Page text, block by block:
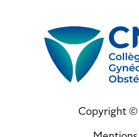
Copyright